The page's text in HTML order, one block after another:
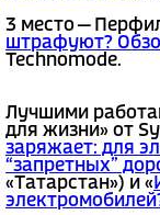
3 место —
штрафуют?
Technomode.
Лучшими
для жизни» от
заряжает: для
“запретных”
«Татарстан») и «